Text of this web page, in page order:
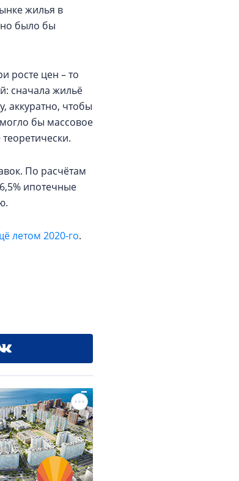
жилья в
было бы
росте цен – то
сначала жильё
аккуратно, чтобы
бы массовое
По расчётам
ипотечные
летом 2020-го.